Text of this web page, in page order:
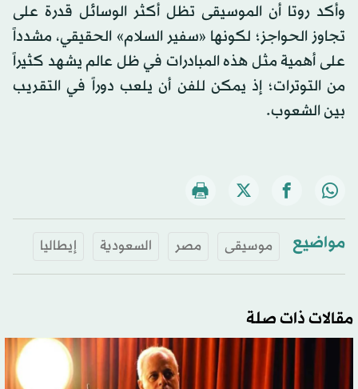
وأكد روتا أن الموسيقى تظل أكثر الوسائل قدرة على
تجاوز الحواجز؛ لكونها «سفير السلام» الحقيقي، مشدداً
على أهمية مثل هذه المبادرات في ظل عالم يشهد كثيراً
من التوترات؛ إذ يمكن للفن أن يلعب دوراً في التقريب
بين الشعوب.
مواضيع موسيقى مصر السعودية إيطاليا
مقالات ذات صلة